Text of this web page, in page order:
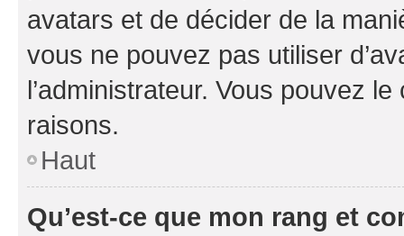
avatars et de décider de la
vous ne pouvez pas utiliser
l’administrateur. Vous pouvez
raisons.
Haut
Qu’est-ce que mon rang et